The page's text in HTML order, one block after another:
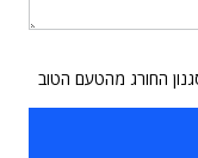
החורג מהטעם הטוב